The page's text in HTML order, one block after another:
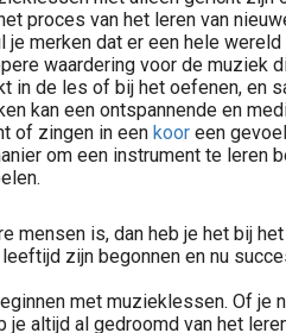
proces van het leren van
merken dat er een hele
waardering voor de muziek
in de les of bij het oefenen, en
kan een ontspannende en
of zingen in een koor een
om een instrument te leren
mensen is, dan heb je het bij
zijn begonnen en nu
met muzieklessen. Of
altijd al gedroomd van het